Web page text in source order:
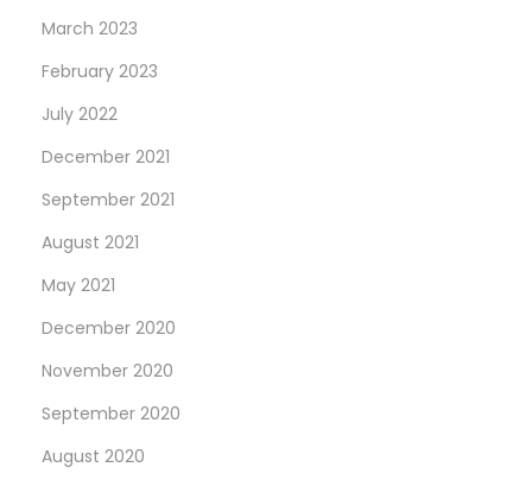
March 2023
February 2023
July 2022
December 2021
September 2021
August 2021
May 2021
December 2020
November 2020
September 2020
August 2020